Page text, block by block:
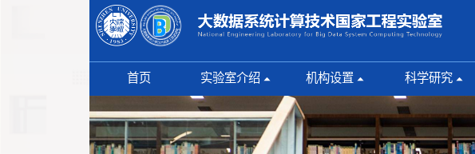
首页 实验室介绍
实验室概况
理事会
机构设置
内设中心
共建研究中心
科学研究
科研成果
成果转化